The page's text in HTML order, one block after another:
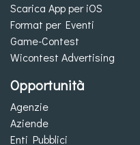
Scarica App per iOS
Format per Eventi
Game-Contest
Wicontest Advertising
Opportunità
Agenzie
Aziende
Enti Pubblici